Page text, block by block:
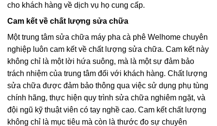
cho khách hàng về dịch vụ họ cung cấp.
Cam kết về chất lượng sửa chữa
Một trung tâm sửa chữa máy pha cà phê Welhome chuyên
nghiệp luôn cam kết về chất lượng sửa chữa. Cam kết này
không chỉ là một lời hứa suông, mà là một sự đảm bảo
trách nhiệm của trung tâm đối với khách hàng. Chất lượng
sửa chữa được đảm bảo thông qua việc sử dụng phụ tùng
chính hãng, thực hiện quy trình sửa chữa nghiêm ngặt, và
đội ngũ kỹ thuật viên có tay nghề cao. Cam kết chất lượng
không chỉ là mục tiêu mà còn là thước đo sự chuyên